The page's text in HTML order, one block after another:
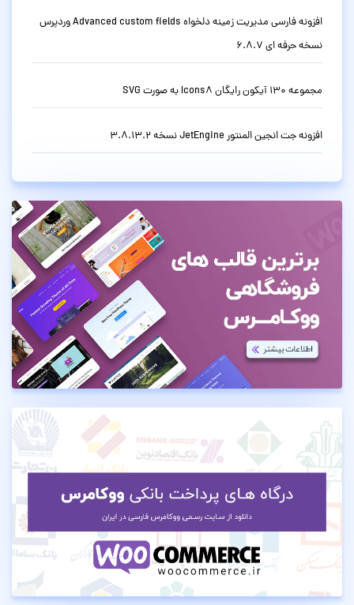
افزونه فارسی مدیریت زمینه دلخواه Advanced custom fields وردپرس
نسخه حرفه ای 6.8.7
مجموعه 130 آیکون رایگان Icons8 به صورت SVG
افزونه جت انجین المنتور JetEngine نسخه 3.8.13.2